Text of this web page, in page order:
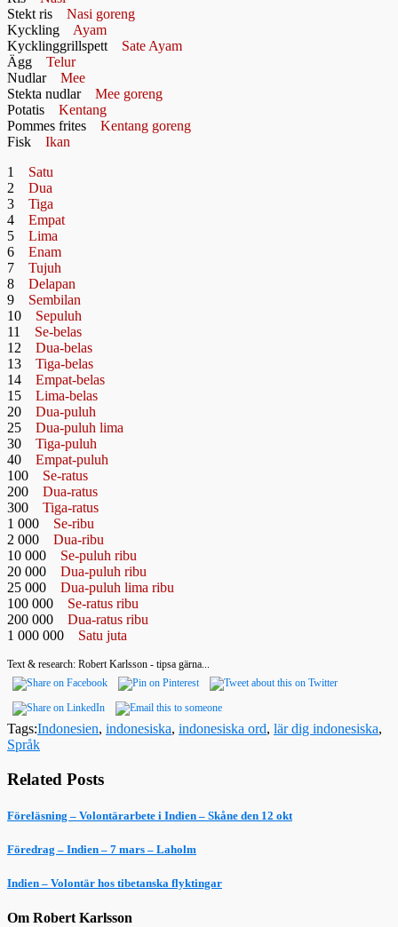
Stekt ris Nasi goreng
Kyckling Ayam
Kycklinggrillspett Sate Ayam
Ägg Telur
Nudlar Mee
Stekta nudlar Mee goreng
Potatis Kentang
Pommes frites Kentang goreng
Fisk Ikan
1 Satu
2 Dua
3 Tiga
4 Empat
5 Lima
6 Enam
7 Tujuh
8 Delapan
9 Sembilan
10 Sepuluh
11 Se-belas
12 Dua-belas
13 Tiga-belas
14 Empat-belas
15 Lima-belas
20 Dua-puluh
25 Dua-puluh lima
30 Tiga-puluh
40 Empat-puluh
100 Se-ratus
200 Dua-ratus
300 Tiga-ratus
1 000 Se-ribu
2 000 Dua-ribu
10 000 Se-puluh ribu
20 000 Dua-puluh ribu
25 000 Dua-puluh lima ribu
100 000 Se-ratus ribu
200 000 Dua-ratus ribu
1 000 000 Satu juta
Text & research: Robert Karlsson - tipsa gärna...
Tags:Indonesien, indonesiska, indonesiska ord, lär dig indonesiska,
Språk
Related Posts
Föreläsning – Volontärarbete i Indien – Skåne den 12 okt
Föredrag – Indien – 7 mars – Laholm
Indien – Volontär hos tibetanska flyktingar
Om Robert Karlsson